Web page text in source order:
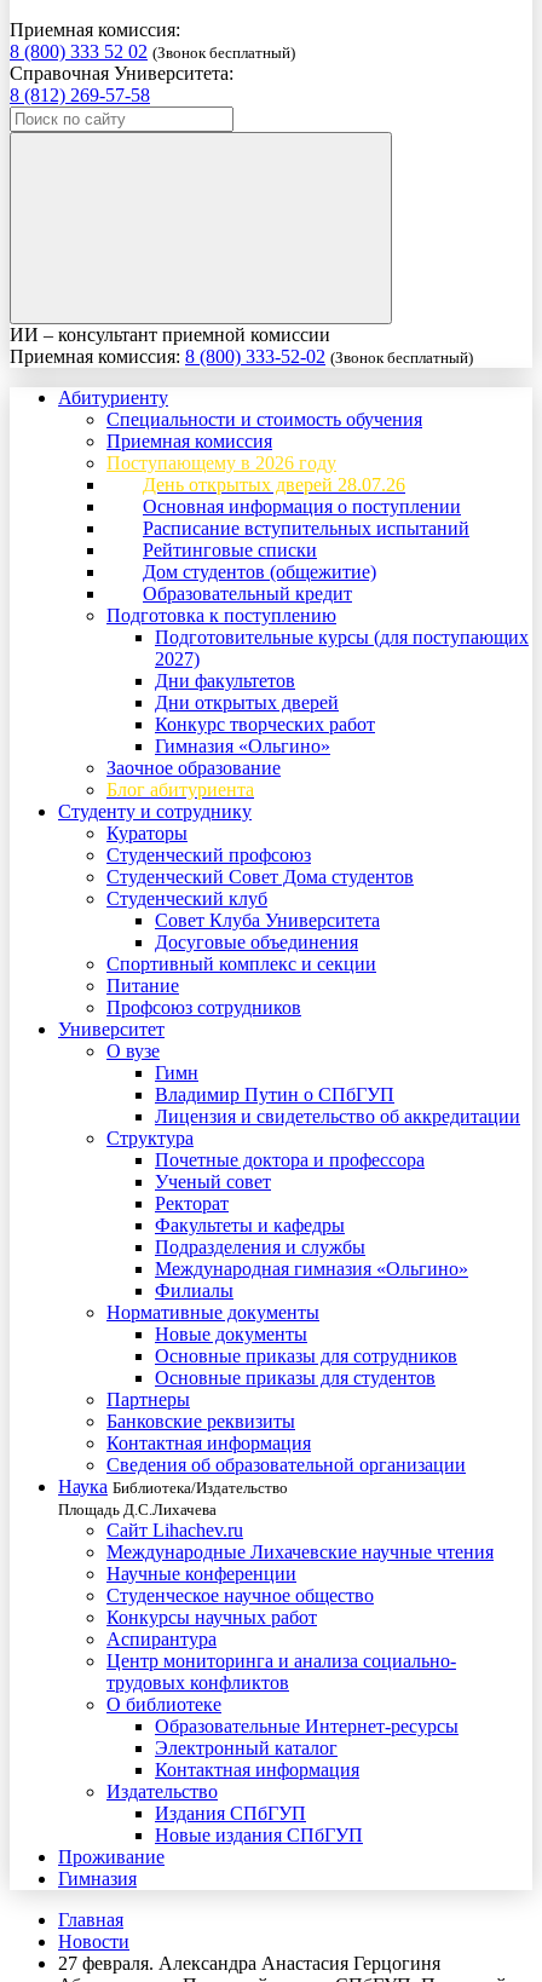
Приемная комиссия:
8 (800) 333 52 02 (Звонок бесплатный)
Справочная Университета:
8 (812) 269-57-58
ИИ – консультант приемной комиссии
Приемная комиссия: 8 (800) 333-52-02 (Звонок бесплатный)
Абитуриенту
Специальности и стоимость обучения
Приемная комиссия
Поступающему в 2026 году
День открытых дверей 28.07.26
Основная информация о поступлении
Расписание вступительных испытаний
Рейтинговые списки
Дом студентов (общежитие)
Образовательный кредит
Подготовка к поступлению
Подготовительные курсы (для поступающих
2027)
Дни факультетов
Дни открытых дверей
Конкурс творческих работ
Гимназия «Ольгино»
Заочное образование
Блог абитуриента
Студенту и сотруднику
Кураторы
Студенческий профсоюз
Студенческий Совет Дома студентов
Студенческий клуб
Совет Клуба Университета
Досуговые объединения
Спортивный комплекс и секции
Питание
Профсоюз сотрудников
Университет
О вузе
Гимн
Владимир Путин о СПбГУП
Лицензия и свидетельство об аккредитации
Структура
Почетные доктора и профессора
Ученый совет
Ректорат
Факультеты и кафедры
Подразделения и службы
Международная гимназия «Ольгино»
Филиалы
Нормативные документы
Новые документы
Основные приказы для сотрудников
Основные приказы для студентов
Партнеры
Банковские реквизиты
Контактная информация
Сведения об образовательной организации
Наука Библиотека/Издательство
Площадь Д.С.Лихачева
Сайт Lihachev.ru
Международные Лихачевские научные чтения
Научные конференции
Студенческое научное общество
Конкурсы научных работ
Аспирантура
Центр мониторинга и анализа социально-
трудовых конфликтов
О библиотеке
Образовательные Интернет-ресурсы
Электронный каталог
Контактная информация
Издательство
Издания СПбГУП
Новые издания СПбГУП
Проживание
Гимназия
Главная
Новости
27 февраля. Александра Анастасия Герцогиня